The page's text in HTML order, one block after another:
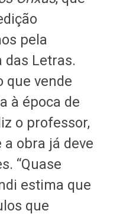
pela
das Letras.
que vende
à época de
o professor,
obra já deve
“Quase
estima que
que